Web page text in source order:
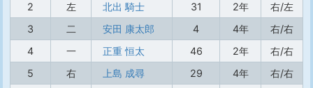
2
左 北出 騎士 31 2年
右/左
3
二 安田 康太郎 4 4年
右/右
4
一 正重 恒太 46 2年
右/右
5
右 上島 成尋 29 4年
右/右